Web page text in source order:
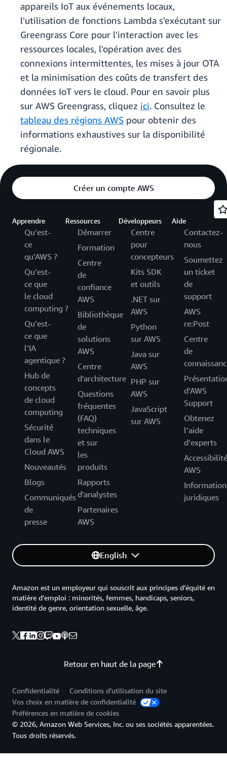
appareils IoT aux événements locaux,
l'utilisation de fonctions Lambda s'exécutant sur
Greengrass Core pour l'interaction avec les
ressources locales, l'opération avec des
connexions intermittentes, les mises à jour OTA
et la minimisation des coûts de transfert des
données IoT vers le cloud. Pour en savoir plus
sur AWS Greengrass, cliquez ici. Consultez le
tableau des régions AWS pour obtenir des
informations exhaustives sur la disponibilité
régionale.
Créer un compte AWS
Apprendre
Qu’est-
ce
qu’AWS ?
Qu’est-
ce que
le cloud
computing ?
Qu’est-
ce que
l’IA
agentique ?
Hub de
concepts
de cloud
computing
Sécurité
dans le
Cloud AWS
Nouveautés
Blogs
Communiqués
de
presse
Ressources
Démarrer
Formation
Centre
de
confiance
AWS
Bibliothèque
de
solutions
AWS
Centre
d'architecture
Questions
fréquentes
(FAQ)
techniques
et sur
les
produits
Rapports
d'analystes
Partenaires
AWS
Développeurs
Centre
pour
concepteurs
Kits SDK
et outils
.NET sur
AWS
Python
sur AWS
Java sur
AWS
PHP sur
AWS
JavaScript
sur AWS
Aide
Contactez-
nous
Soumettez
un ticket
de
support
AWS
re:Post
Centre
de
d’AWS
Support
Obtenez
l’aide
d’experts
Accessibilité
AWS
juridiques
English
Retour en haut de la page
Amazon est un employeur qui souscrit aux principes d’équité en
matière d’emploi : minorités, femmes, handicaps, seniors,
identité de genre, orientation sexuelle, âge.
Confidentialité
Conditions d’utilisation du site
Vos choix en matière de confidentialité
Préférences en matière de cookies
© 2026, Amazon Web Services, Inc. ou ses sociétés apparentées.
Tous droits réservés.